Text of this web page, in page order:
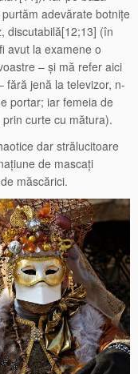
adevărate botnițe
discutabilă[12;13] (în
avut la examene o
– și mă refer aici
fără jenă la televizor, n-
portar; iar femeia de
curte cu mătura).
dar strălucitoare
de mascați
măscărici.